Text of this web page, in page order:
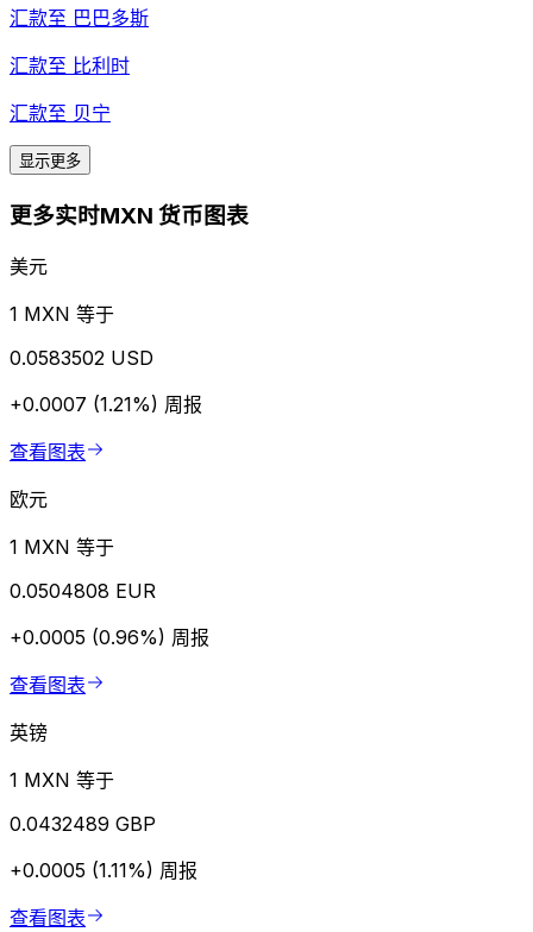
汇款至 巴巴多斯
汇款至 比利时
汇款至 贝宁
显示更多
更多实时MXN 货币图表
美元
1 MXN 等于
0.0583502 USD
+0.0007 (1.21%) 周报
查看图表
欧元
1 MXN 等于
0.0504808 EUR
+0.0005 (0.96%) 周报
查看图表
英镑
1 MXN 等于
0.0432489 GBP
+0.0005 (1.11%) 周报
查看图表